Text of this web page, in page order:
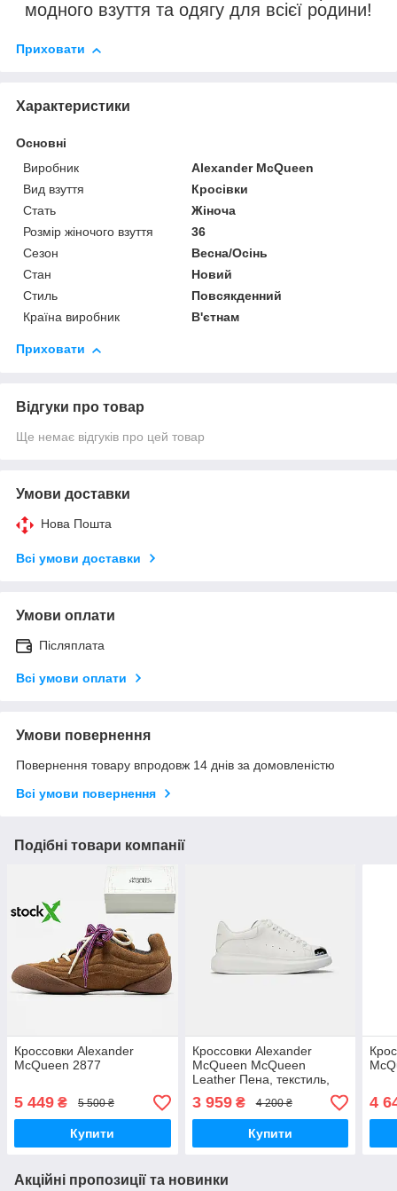
модного взуття та одягу для всієї родини!
Приховати
Характеристики
Основні
Виробник
Alexander McQueen
Вид взуття
Кросівки
Стать
Жіноча
Розмір жіночого взуття
36
Сезон
Весна/Осінь
Стан
Новий
Стиль
Повсякденний
Країна виробник
В'єтнам
Приховати
Відгуки про товар
Ще немає відгуків про цей товар
Умови доставки
Нова Пошта
Всі умови доставки
Умови оплати
Післяплата
Всі умови оплати
Умови повернення
Повернення товару впродовж 14 днів за домовленістю
Всі умови повернення
Подібні товари компанії
Кроссовки Alexander
McQueen 2877
5 449 ₴ 5 500 ₴
Купити
Кроссовки Alexander
McQueen McQueen
Leather Пена, текстиль,
3 959₴ 4 200 ₴
Купити
4
Акційні пропозиції та новинки